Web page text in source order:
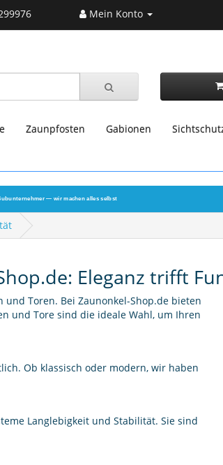
Mein Konto
Zaunpfosten Gabionen
— wir machen alles selbst
Eleganz trifft
Toren. Bei Zaunonkel-Shop.de bieten
und Tore sind die ideale Wahl, um Ihren
Ob klassisch oder modern, wir haben
Langlebigkeit und Stabilität. Sie sind